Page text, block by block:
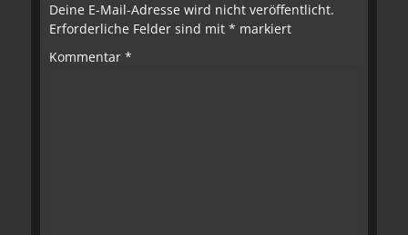
Deine E-Mail-Adresse wird nicht veröffentlicht.
Erforderliche Felder sind mit * markiert
Kommentar *